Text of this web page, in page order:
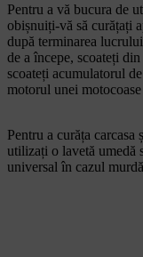
Pentru a vă bucura de
obișnuiți-vă să curățați
după terminarea
de a începe, scoateți
scoateți acumulatorul
motorul unei
Pentru a curăța carcasa
utilizați o lavetă umedă
universal în cazul